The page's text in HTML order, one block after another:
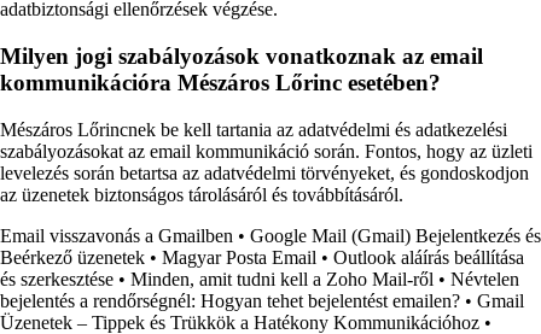
adatbiztonsági ellenőrzések végzése.
Milyen jogi szabályozások vonatkoznak az email
kommunikációra Mészáros Lőrinc esetében?
Mészáros Lőrincnek be kell tartania az adatvédelmi és adatkezelési
szabályozásokat az email kommunikáció során. Fontos, hogy az üzleti
levelezés során betartsa az adatvédelmi törvényeket, és gondoskodjon
az üzenetek biztonságos tárolásáról és továbbításáról.
Email visszavonás a Gmailben • Google Mail (Gmail) Bejelentkezés és
Beérkező üzenetek • Magyar Posta Email • Outlook aláírás beállítása
és szerkesztése • Minden, amit tudni kell a Zoho Mail-ről • Névtelen
bejelentés a rendőrségnél: Hogyan tehet bejelentést emailen? • Gmail
Üzenetek – Tippek és Trükkök a Hatékony Kommunikációhoz •